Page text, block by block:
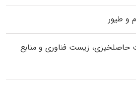
و طیور
حاصلخیزی، زیست فناوری و منابع